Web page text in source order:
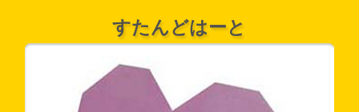
すたんどはーと